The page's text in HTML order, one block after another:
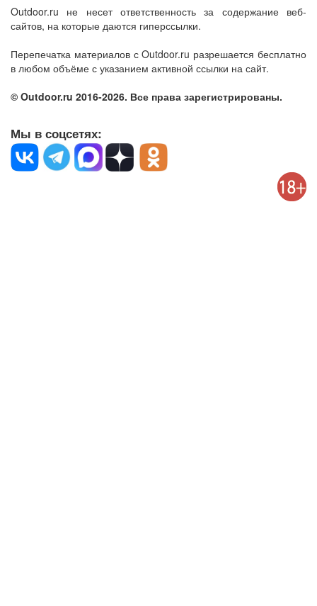
Outdoor.ru не несет ответственность за содержание веб-
сайтов, на которые даются гиперссылки.
Перепечатка материалов с Outdoor.ru разрешается бесплатно
в любом объёме с указанием активной ссылки на сайт.
© Outdoor.ru 2016-2026. Все права зарегистрированы.
Мы в соцсетях: